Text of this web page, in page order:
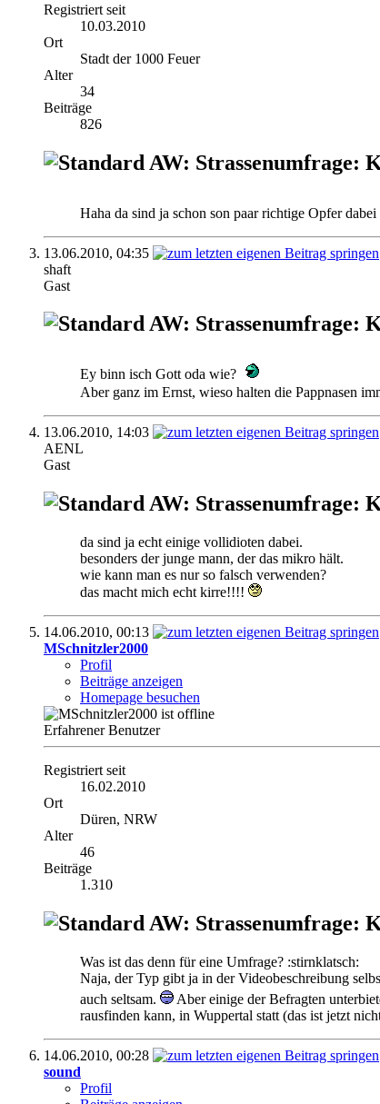
Registriert seit
10.03.2010
Ort
Stadt der 1000 Feuer
Alter
34
Beiträge
826
AW: Strassenumfrage:
Haha da sind ja schon son paar richtige Opfer dabei
13.06.2010, 04:35
shaft
Gast
AW: Strassenumfrage:
Ey binn isch Gott oda wie?
Aber ganz im Ernst, wieso halten die Pappnasen
13.06.2010, 14:03
AENL
Gast
AW: Strassenumfrage:
da sind ja echt einige vollidioten dabei.
besonders der junge mann, der das mikro hält.
wie kann man es nur so falsch verwenden?
das macht mich echt kirre!!!!
14.06.2010, 00:13
MSchnitzler2000
Profil
Beiträge anzeigen
Homepage besuchen
Erfahrener Benutzer
Registriert seit
16.02.2010
Ort
Düren, NRW
Alter
46
Beiträge
1.310
AW: Strassenumfrage:
Was ist das denn für eine Umfrage? :stirnklatsch:
Naja, der Typ gibt ja in der Videobeschreibung
auch seltsam.
Aber einige der Befragten
rausfinden kann, in Wuppertal statt (das ist jetzt
14.06.2010, 00:28
sound
Profil